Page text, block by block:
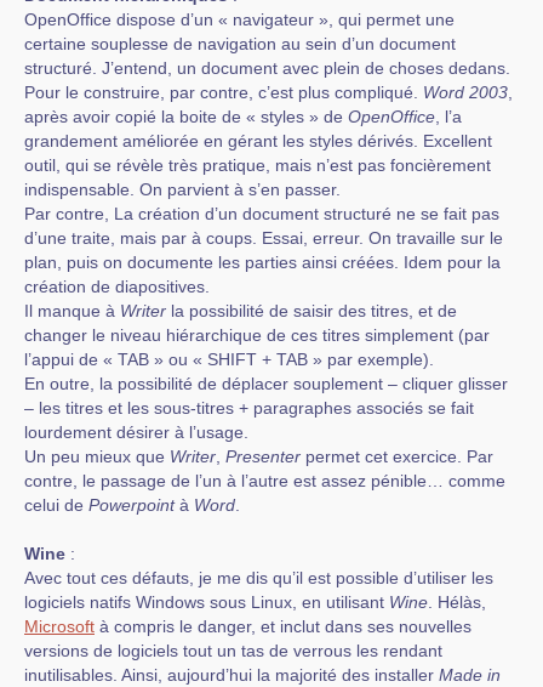
OpenOffice dispose d’un « navigateur », qui permet une
certaine souplesse de navigation au sein d’un document
structuré. J’entend, un document avec plein de choses dedans.
Pour le construire, par contre, c’est plus compliqué. Word 2003
après avoir copié la boite de « styles » de OpenOffice , l’a
grandement améliorée en gérant les styles dérivés. Excellent
outil, qui se révèle très pratique, mais n’est pas foncièrement
indispensable. On parvient à s’en passer.
Par contre, La création d’un document structuré ne se fait pas
d’une traite, mais par à coups. Essai, erreur. On travaille sur le
plan, puis on documente les parties ainsi créées. Idem pour la
création de diapositives.
Il manque à Writer la possibilité de saisir des titres, et de
changer le niveau hiérarchique de ces titres simplement (par
l’appui de « TAB » ou « SHIFT + TAB » par exemple).
En outre, la possibilité de déplacer souplement – cliquer glisser
– les titres et les sous-titres + paragraphes associés se fait
lourdement désirer à l’usage.
Un peu mieux que Writer Presenter permet cet exercice. Par
contre, le passage de l’un à l’autre est assez pénible… comme
celui de Powerpointà Word
Wine :
Avec tout ces défauts, je me dis qu’il est possible d’utiliser les
logiciels natifs Windows sous Linux, en utilisant Wine . Hélàs,
Microsoft à compris le danger, et inclut dans ses nouvelles
versions de logiciels tout un tas de verrous les rendant
inutilisables. Ainsi, aujourd’hui la majorité des installer Made in